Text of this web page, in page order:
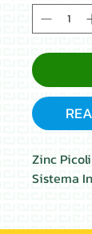
Zinc
Sistema